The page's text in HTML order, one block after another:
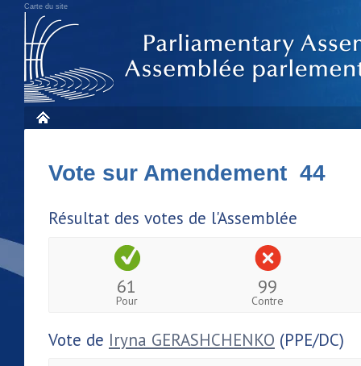
Carte du site
Vote sur Amendement 44
Résultat des votes de l'Assemblée
61
Pour
99
Contre
Vote de Iryna GERASHCHENKO (PPE/DC)